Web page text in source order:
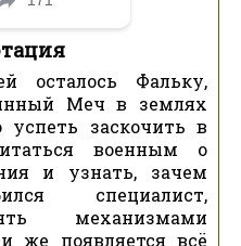
осталось Фальку,
Меч в землях
заскочить в
военным о
и узнать, зачем
специалист,
механизмами
же появляется всё